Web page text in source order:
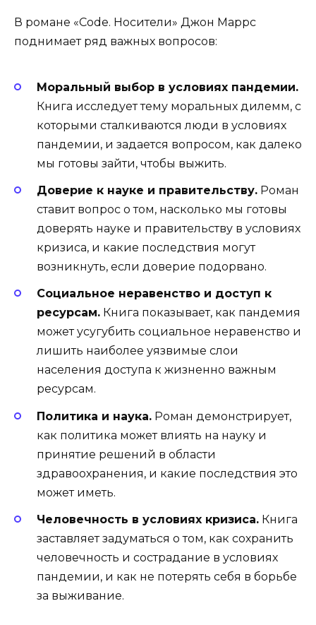
В романе «Code. Носители» Джон Маррс
поднимает ряд важных вопросов:
Моральный выбор в условиях пандемии.
Книга исследует тему моральных дилемм, с
которыми сталкиваются люди в условиях
пандемии, и задается вопросом, как далеко
мы готовы зайти, чтобы выжить.
Доверие к науке и правительству. Роман
ставит вопрос о том, насколько мы готовы
доверять науке и правительству в условиях
кризиса, и какие последствия могут
возникнуть, если доверие подорвано.
Социальное неравенство и доступ к
ресурсам. Книга показывает, как пандемия
может усугубить социальное неравенство и
лишить наиболее уязвимые слои
населения доступа к жизненно важным
ресурсам.
Политика и наука. Роман демонстрирует,
как политика может влиять на науку и
принятие решений в области
здравоохранения, и какие последствия это
может иметь.
Человечность в условиях кризиса. Книга
заставляет задуматься о том, как сохранить
человечность и сострадание в условиях
пандемии, и как не потерять себя в борьбе
за выживание.